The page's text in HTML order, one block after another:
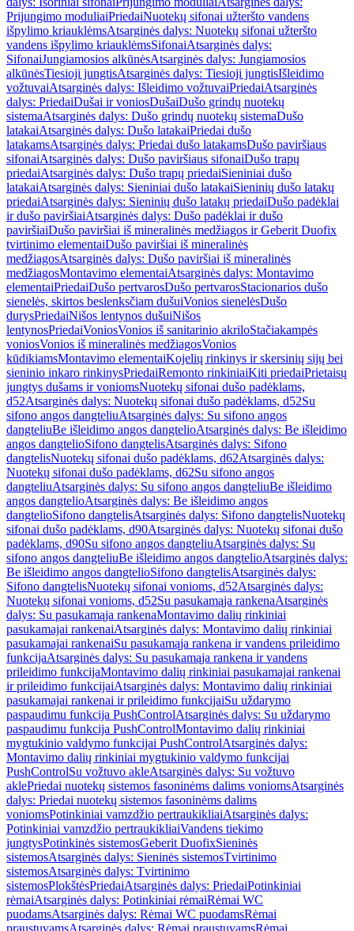
Prijungimo moduliaiPriedaiNuotekų sifonai užteršto vandens
išpylimo kriauklėmsAtsarginės dalys: Nuotekų sifonai užteršto
vandens išpylimo kriauklėmsSifonaiAtsarginės dalys:
SifonaiJungiamosios alkūnėsAtsarginės dalys: Jungiamosios
alkūnėsTiesioji jungtisAtsarginės dalys: Tiesioji jungtisIšleidimo
vožtuvaiAtsarginės dalys: Išleidimo vožtuvaiPriedaiAtsarginės
dalys: PriedaiDušai ir voniosDušaiDušo grindų nuotekų
sistemaAtsarginės dalys: Dušo grindų nuotekų sistemaDušo
latakaiAtsarginės dalys: Dušo latakaiPriedai dušo
latakamsAtsarginės dalys: Priedai dušo latakamsDušo paviršiaus
sifonaiAtsarginės dalys: Dušo paviršiaus sifonaiDušo trapų
priedaiAtsarginės dalys: Dušo trapų priedaiSieniniai dušo
latakaiAtsarginės dalys: Sieniniai dušo latakaiSieninių dušo latakų
priedaiAtsarginės dalys: Sieninių dušo latakų priedaiDušo padėklai
ir dušo paviršiaiAtsarginės dalys: Dušo padėklai ir dušo
paviršiaiDušo paviršiai iš mineralinės medžiagos ir Geberit Duofix
tvirtinimo elementaiDušo paviršiai iš mineralinės
medžiagosAtsarginės dalys: Dušo paviršiai iš mineralinės
medžiagosMontavimo elementaiAtsarginės dalys: Montavimo
elementaiPriedaiDušo pertvarosDušo pertvarosStacionarios dušo
sienelės, skirtos beslenksčiam dušuiVonios sienelėsDušo
durysPriedaiNišos lentynos dušuiNišos
lentynosPriedaiVoniosVonios iš sanitarinio akriloStačiakampės
voniosVonios iš mineralinės medžiagosVonios
kūdikiamsMontavimo elementaiKojelių rinkinys ir skersinių sijų bei
sieninio inkaro rinkinysPriedaiRemonto rinkiniaiKiti priedaiPrietaisų
jungtys dušams ir voniomsNuotekų sifonai dušo padėklams,
d52Atsarginės dalys: Nuotekų sifonai dušo padėklams, d52Su
sifono angos dangteliuAtsarginės dalys: Su sifono angos
dangteliuBe išleidimo angos dangtelioAtsarginės dalys: Be išleidimo
angos dangtelioSifono dangtelisAtsarginės dalys: Sifono
dangtelisNuotekų sifonai dušo padėklams, d62Atsarginės dalys:
Nuotekų sifonai dušo padėklams, d62Su sifono angos
dangteliuAtsarginės dalys: Su sifono angos dangteliuBe išleidimo
angos dangtelioAtsarginės dalys: Be išleidimo angos
dangtelioSifono dangtelisAtsarginės dalys: Sifono dangtelisNuotekų
sifonai dušo padėklams, d90Atsarginės dalys: Nuotekų sifonai dušo
padėklams, d90Su sifono angos dangteliuAtsarginės dalys: Su
sifono angos dangteliuBe išleidimo angos dangtelioAtsarginės dalys:
Be išleidimo angos dangtelioSifono dangtelisAtsarginės dalys:
Sifono dangtelisNuotekų sifonai vonioms, d52Atsarginės dalys:
Nuotekų sifonai vonioms, d52Su pasukamąja rankenaAtsarginės
dalys: Su pasukamąja rankenaMontavimo dalių rinkiniai
pasukamajai rankenaiAtsarginės dalys: Montavimo dalių rinkiniai
pasukamajai rankenaiSu pasukamąja rankena ir vandens prileidimo
funkcijaAtsarginės dalys: Su pasukamąja rankena ir vandens
prileidimo funkcijaMontavimo dalių rinkiniai pasukamajai rankenai
ir prileidimo funkcijaiAtsarginės dalys: Montavimo dalių rinkiniai
pasukamajai rankenai ir prileidimo funkcijaiSu uždarymo
paspaudimu funkcija PushControlAtsarginės dalys: Su uždarymo
paspaudimu funkcija PushControlMontavimo dalių rinkiniai
mygtukinio valdymo funkcijai PushControlAtsarginės dalys:
Montavimo dalių rinkiniai mygtukinio valdymo funkcijai
PushControlSu vožtuvo akleAtsarginės dalys: Su vožtuvo
aklePriedai nuotekų sistemos fasoninėms dalims voniomsAtsarginės
dalys: Priedai nuotekų sistemos fasoninėms dalims
voniomsPotinkiniai vamzdžio pertraukikliaiAtsarginės dalys:
Potinkiniai vamzdžio pertraukikliaiVandens tiekimo
jungtysPotinkinės sistemosGeberit DuofixSieninės
sistemosAtsarginės dalys: Sieninės sistemosTvirtinimo
sistemosAtsarginės dalys: Tvirtinimo
sistemosPlokštėsPriedaiAtsarginės dalys: PriedaiPotinkiniai
rėmaiAtsarginės dalys: Potinkiniai rėmaiRėmai WC
puodamsAtsarginės dalys: Rėmai WC puodamsRėmai
praustuvamsAtsarginės dalys: Rėmai praustuvamsRėmai